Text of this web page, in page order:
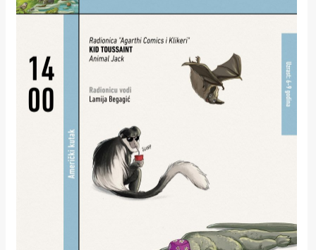
Aktuelnosti
Promo